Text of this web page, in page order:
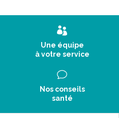
Une équipe
à votre service
Nos conseils
santé